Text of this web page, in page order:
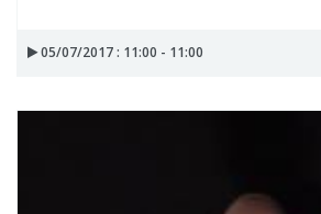
05/07/2017 : 11:00 - 11:00